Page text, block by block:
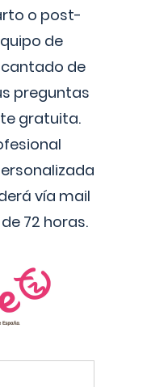
o post-
de
de
preguntas
gratuita.
vía mail
72 horas.